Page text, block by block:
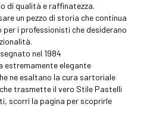
di qualità e raffinatezza.
un pezzo di storia che continua
per i professionisti che desiderano
nel 1984
estremamente elegante
ne esaltano la cura sartoriale
trasmette il vero Stile Pastelli
scorri la pagina per scoprirle